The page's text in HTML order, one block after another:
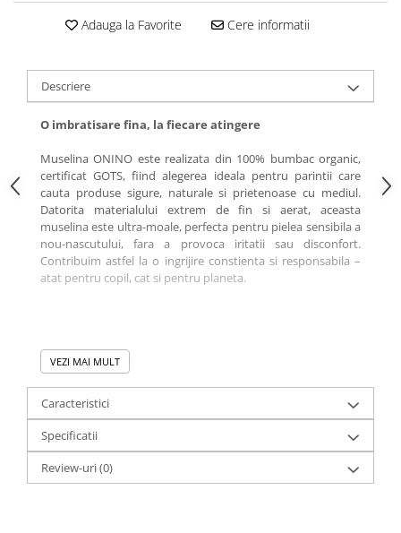
Adauga la Favorite Cere informatii
Descriere
O imbratisare fina, la fiecare atingere
Muselina ONINO este realizata din 100% bumbac organic,
certificat GOTS, fiind alegerea ideala pentru parintii care
cauta produse sigure, naturale si prietenoase cu mediul.
Datorita materialului extrem de fin si aerat, aceasta
muselina este ultra-moale, perfecta pentru pielea sensibila a
nou-nascutului, fara a provoca iritatii sau disconfort.
Contribuim astfel la o ingrijire constienta si responsabila –
atat pentru copil, cat si pentru planeta.
VEZI MAI MULT
Caracteristici
Specificatii
Review-uri(0)